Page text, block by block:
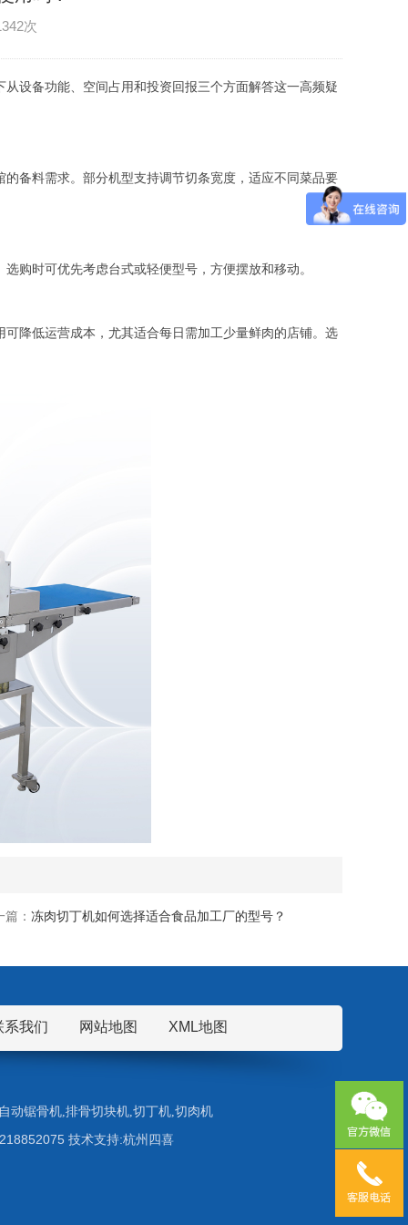
次
从设备功能、空间占用和投资回报三个方面解答这一高频疑
备料需求。部分机型支持调节切条宽度，适应不同菜品要
购时可优先考虑台式或轻便型号，方便摆放和移动。
降低运营成本，尤其适合每日需加工少量鲜肉的店铺。选
篇： 冻肉切丁机如何选择适合食品加工厂的型号？
系我们 网站地图 XML地图
动锯骨机,排骨切块机,切丁机,切肉机
技术支持:杭州四喜